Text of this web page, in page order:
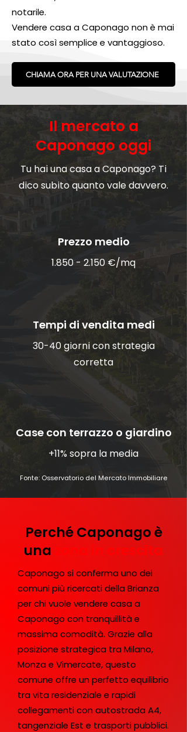
notarile.
Vendere casa a Caponago non è mai
stato così semplice e vantaggioso.
CHIAMA ORA PER UNA VALUTAZIONE
Il mercato a
Caponago oggi
Tu hai una casa a Caponago? Ti
dico subito quanto vale davvero.
Prezzo medio
1.850 - 2.150 €/mq
Tempi di vendita medi
30-40 giorni con strategia
corretta
Case con terrazzo o giardino
+11% sopra la media
Fonte: Osservatorio del Mercato Immobiliare
Perché Caponago è
una
zona in crescita
Caponago si conferma uno dei
comuni più ricercati della Brianza
per chi vuole vendere casa a
Caponago con tranquillità e
massima comodità. Grazie alla
posizione strategica tra Milano,
Monza e Vimercate, questo
comune offre un perfetto equilibrio
tra vita residenziale e rapidi
collegamenti con autostrada A4,
tangenziale Est e trasporti pubblici.